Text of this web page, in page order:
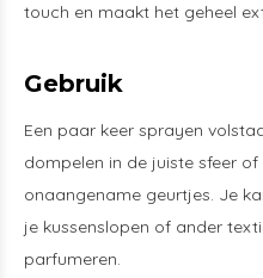
touch en maakt het geheel
Gebruik
Een paar keer sprayen
dompelen in de juiste sfeer
onaangename geurtjes. Je
je kussenslopen of ander
parfumeren.